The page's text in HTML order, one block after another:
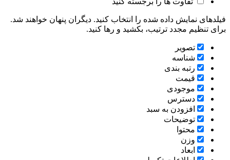
فیلدهای نمایش داده شده را انتخاب کنید. دیگران پنهان خواهند شد.
برای تنظیم مجدد ترتیب، بکشید و رها کنید.
تصویر
شناسه
رتبه بندی
قیمت
موجودی
دسترس
افزودن به سبد
توضیحات
محتوا
وزن
ابعاد